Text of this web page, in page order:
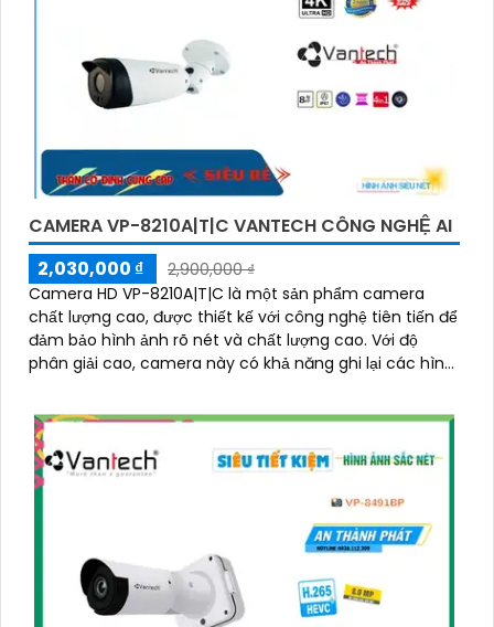
CAMERA VP-8210A|T|C VANTECH CÔNG NGHỆ AI
2,030,000 ₫
2,900,000 ₫
Camera HD VP-8210A|T|C là một sản phẩm camera
chất lượng cao, được thiết kế với công nghệ tiên tiến để
đảm bảo hình ảnh rõ nét và chất lượng cao. Với độ
phân giải cao, camera này có khả năng ghi lại các hình